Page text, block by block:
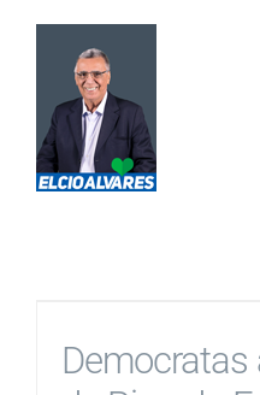
conteúdo